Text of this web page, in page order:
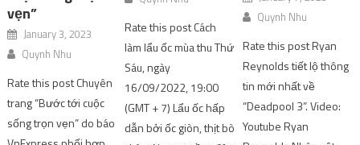
vẹn”
January 3, 2023
Quynh Nhu
Rate this post Chuyên
trang “Bước tới cuộc
sống trọn vẹn” do báo
Rate this post Cách
làm lẩu ốc mùa thu Thứ
Sáu, ngày
16/09/2022, 19:00
(GMT + 7) Lẩu ốc hấp
dẫn bởi ốc giòn, thịt bò
Quynh Nhu
Rate this post Ryan
Reynolds tiết lộ thông
tin mới nhất về
“Deadpool 3”. Video:
Youtube Ryan